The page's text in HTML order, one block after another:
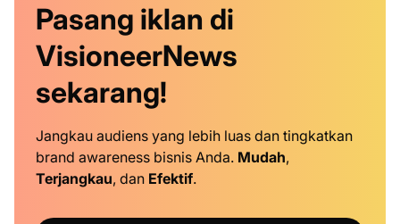
Pasang iklan di
VisioneerNews
sekarang!
Jangkau audiens yang lebih luas dan tingkatkan
brand awareness bisnis Anda. Mudah,
Terjangkau, dan Efektif.